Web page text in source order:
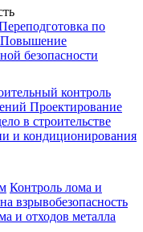
по
Повышение
безопасности
контроль
Проектирование
в строительстве
и кондиционирования
Контроль лома и
взрывобезопасность
и отходов металла